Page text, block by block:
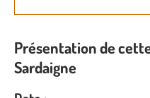
Présentation de
Sardaigne